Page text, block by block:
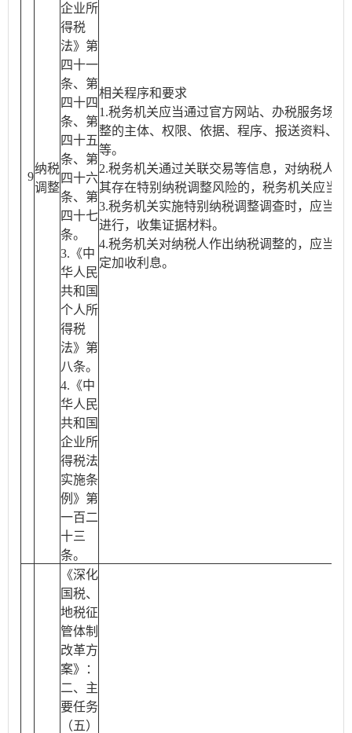
9
纳税
调整
企业所
得税
法》第
四十一
条、第
四十四
条、第
四十五
条、第
四十六
条、第
四十七
条。
3.《中
华人民
共和国
个人所
得税
法》第
八条。
4.《中
华人民
共和国
企业所
得税法
实施条
例》第
一百二
十三
条。
相关程序和要求
1.税务机关应当通过官方网站、办税服务场
整的主体、权限、依据、程序、报送资料、
等。
2.税务机关通过关联交易等信息，对纳税人
其存在特别纳税调整风险的，税务机关应当
3.税务机关实施特别纳税调整调查时，应当按
进行，收集证据材料。
4.税务机关对纳税人作出纳税调整的，应当对
定加收利息。
《深化
国税、
地税征
管体制
改革方
案》：
二、主
要任务
（五）